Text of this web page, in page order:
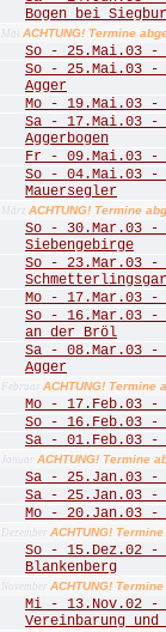
Bogen bei
Mai ACHTUNG! Termine
So -
So -
Agger
Mo -
Sa -
Aggerbogen
Fr -
So -
Mauersegler
März ACHTUNG! Termine
So -
Siebengebirge
So -
Mo -
So -
an der Bröl
Sa -
Agger
Februar ACHTUNG! Termine
Mo -
So -
Sa -
Januar ACHTUNG! Termine
Sa -
Sa -
Mo -
Dezember ACHTUNG!
So -
Blankenberg
November ACHTUNG!
Mi -
Vereinbarung